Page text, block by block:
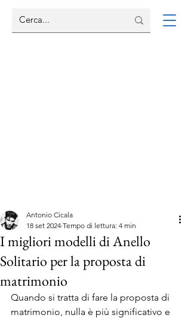
I migliori modelli di Anello
Solitario per la proposta di
matrimonio
Antonio Cicala
18 set 2024 Tempo di lettura: 4 min
Quando si tratta di fare la proposta di
matrimonio, nulla è più significativo e